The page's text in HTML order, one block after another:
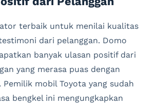
terbaik untuk menilai kualitas
dari pelanggan. Domo
banyak ulasan positif dari
yang merasa puas dengan
Pemilik mobil Toyota yang sudah
bengkel ini mengungkapkan